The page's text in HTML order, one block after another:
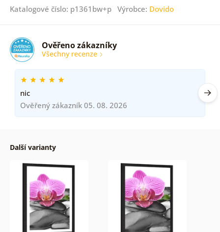
Katalogové číslo: p1361bw+p Výrobce: Dovido
Ověřeno zákazníky
Všechny recenze
nic
Ověřený zákazník 05. 08. 2026
Další varianty